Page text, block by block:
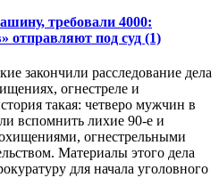
требовали 4000:
отправляют под суд (1)
закончили расследование дела
огнестреле и
такая: четверо мужчин в
вспомнить лихие 90-е и
огнестрельными
Материалы этого дела
для начала уголовного